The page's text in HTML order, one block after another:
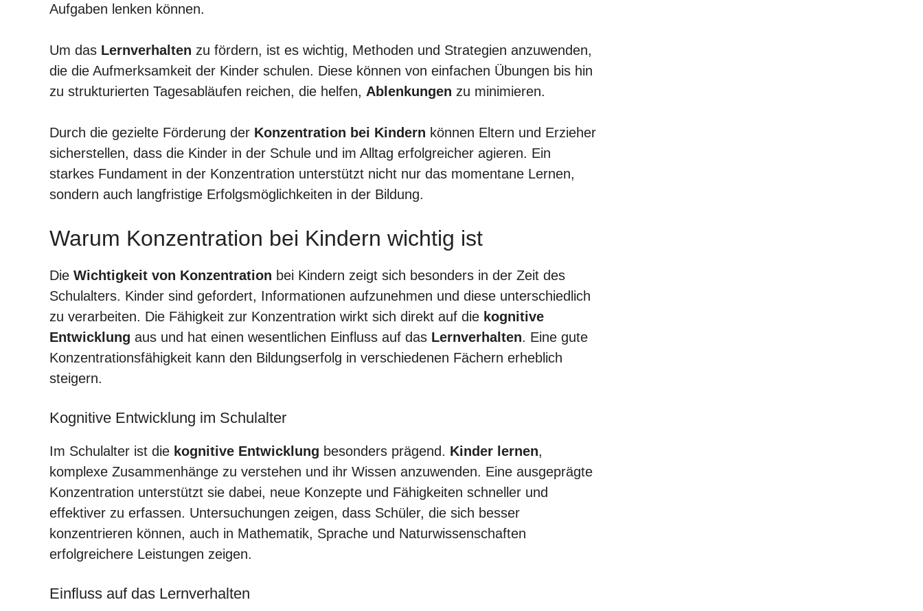
Aufgaben lenken können.
Um das Lernverhalten zu fördern, ist es wichtig, Methoden und Strategien anzuwenden,
die die Aufmerksamkeit der Kinder schulen. Diese können von einfachen Übungen bis hin
zu strukturierten Tagesabläufen reichen, die helfen, Ablenkungen zu minimieren.
Durch die gezielte Förderung der Konzentration bei Kindern können Eltern und Erzieher
sicherstellen, dass die Kinder in der Schule und im Alltag erfolgreicher agieren. Ein
starkes Fundament in der Konzentration unterstützt nicht nur das momentane Lernen,
sondern auch langfristige Erfolgsmöglichkeiten in der Bildung.
Warum Konzentration bei Kindern wichtig ist
Die Wichtigkeit von Konzentration bei Kindern zeigt sich besonders in der Zeit des
Schulalters. Kinder sind gefordert, Informationen aufzunehmen und diese unterschiedlich
zu verarbeiten. Die Fähigkeit zur Konzentration wirkt sich direkt auf die kognitive
Entwicklung aus und hat einen wesentlichen Einfluss auf das Lernverhalten. Eine gute
Konzentrationsfähigkeit kann den Bildungserfolg in verschiedenen Fächern erheblich
steigern.
Kognitive Entwicklung im Schulalter
Im Schulalter ist die kognitive Entwicklung besonders prägend. Kinder lernen,
komplexe Zusammenhänge zu verstehen und ihr Wissen anzuwenden. Eine ausgeprägte
Konzentration unterstützt sie dabei, neue Konzepte und Fähigkeiten schneller und
effektiver zu erfassen. Untersuchungen zeigen, dass Schüler, die sich besser
konzentrieren können, auch in Mathematik, Sprache und Naturwissenschaften
erfolgreichere Leistungen zeigen.
Einfluss auf das Lernverhalten